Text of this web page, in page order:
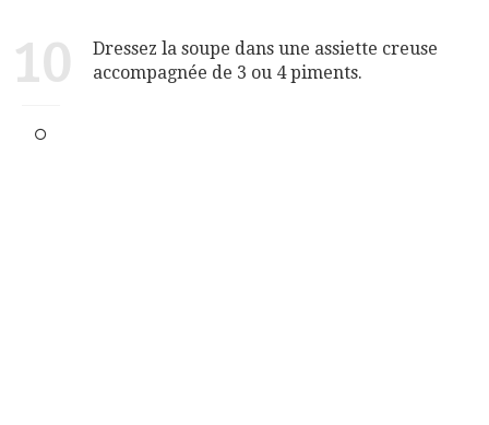
10
Dressez la soupe dans une assiette creuse
accompagnée de 3 ou 4 piments.